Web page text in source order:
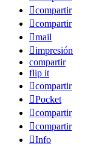
compartir
compartir
mail
impresión
compartir
flip it
compartir
Pocket
compartir
compartir
Info